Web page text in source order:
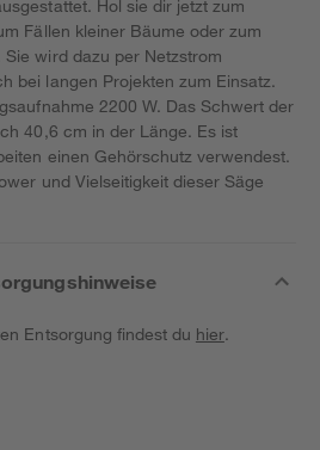
Hol sie dir jetzt zum
Fällen kleiner Bäume oder zum
wird dazu per Netzstrom
bei langen Projekten zum Einsatz.
2200 W. Das Schwert der
40,6 cm in der Länge. Es ist
einen Gehörschutz verwendest.
und Vielseitigkeit dieser Säge
Entsorgung findest du hier.